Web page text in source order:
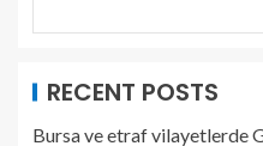
RECENT POSTS
Bursa ve etraf vilayetlerde